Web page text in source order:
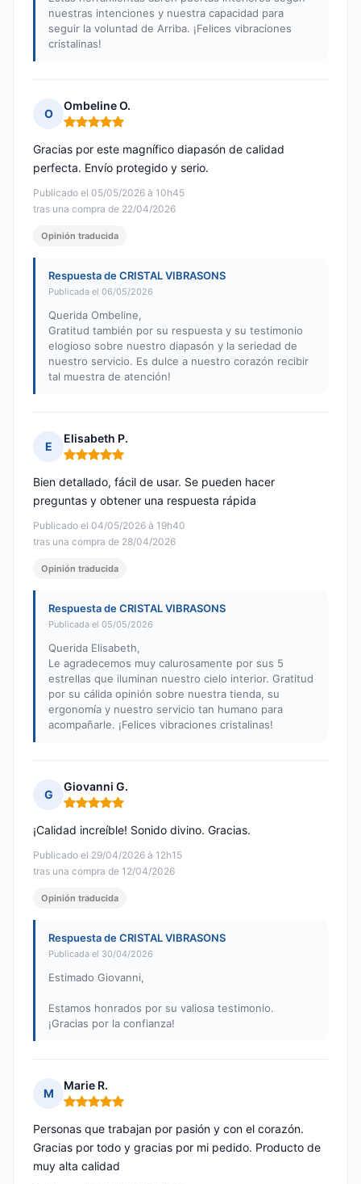
nuestras intenciones y nuestra capacidad para
seguir la voluntad de Arriba. ¡Felices vibraciones
cristalinas!
O
Ombeline O.
Nota: 5 de 5
Publicado el 05/05/2026 à 10h45
tras una compra de 22/04/2026
Gracias por este magnífico diapasón de calidad
perfecta. Envío protegido y serio.
Opinión traducida
Respuesta de CRISTAL VIBRASONS
Publicada el 06/05/2026
Querida Ombeline,
Gratitud también por su respuesta y su testimonio
elogioso sobre nuestro diapasón y la seriedad de
nuestro servicio. Es dulce a nuestro corazón recibir
tal muestra de atención!
E
Elisabeth P.
Nota: 5 de 5
Publicado el 04/05/2026 à 19h40
tras una compra de 28/04/2026
Bien detallado, fácil de usar. Se pueden hacer
preguntas y obtener una respuesta rápida
Opinión traducida
Respuesta de CRISTAL VIBRASONS
Publicada el 05/05/2026
Querida Elisabeth,
Le agradecemos muy calurosamente por sus 5
estrellas que iluminan nuestro cielo interior. Gratitud
por su cálida opinión sobre nuestra tienda, su
ergonomía y nuestro servicio tan humano para
acompañarle. ¡Felices vibraciones cristalinas!
G
Giovanni G.
Nota: 5 de 5
Publicado el 29/04/2026 à 12h15
tras una compra de 12/04/2026
¡Calidad increíble! Sonido divino. Gracias.
Opinión traducida
Respuesta de CRISTAL VIBRASONS
Publicada el 30/04/2026
Estimado Giovanni,
Estamos honrados por su valiosa testimonio.
¡Gracias por la confianza!
M
Marie R.
Nota: 5 de 5
Personas que trabajan por pasión y con el corazón.
Gracias por todo y gracias por mi pedido. Producto de
muy alta calidad